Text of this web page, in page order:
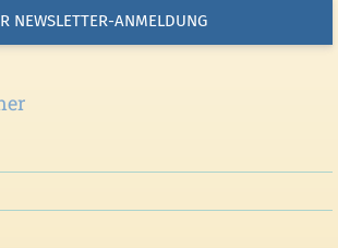
NEWSLETTER-ANMELDUNG